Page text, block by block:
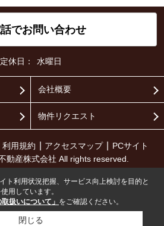
でお問い合わせ
定休日： 水曜日
会社概要
物件リクエスト
利用規約 アクセスマップ
PCサイト
動産株式会社 All rights reserved.
ト利用状況把握、サービス向上検討を目的と
用しています。
取扱いについて」 をご確認ください。
閉じる